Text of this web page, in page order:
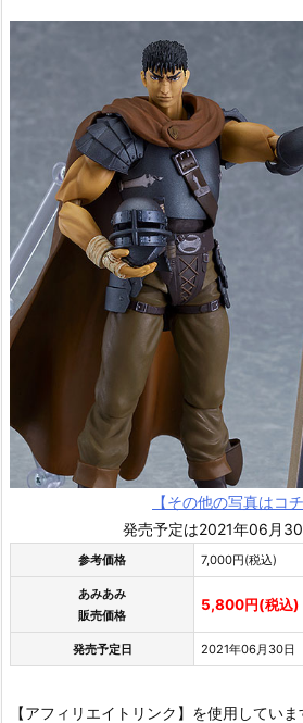
【その他の写真はコチ
発売予定は2021年06月30
参考価格 7,000円(税込)
あみあみ
販売価格
5,800円(税込)
発売予定日 2021年06月30日
【アフィリエイトリンク】を使用していま